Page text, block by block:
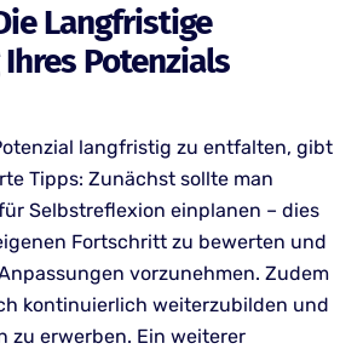
Langfristige
Potenzials
langfristig zu entfalten, gibt
Tipps: Zunächst sollte man
Selbstreflexion einplanen – dies
Fortschritt zu bewerten und
vorzunehmen. Zudem
kontinuierlich weiterzubilden und
zu erwerben. Ein weiterer